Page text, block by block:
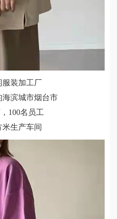
服装加工厂
海滨城市烟台市
100名员工
米生产车间